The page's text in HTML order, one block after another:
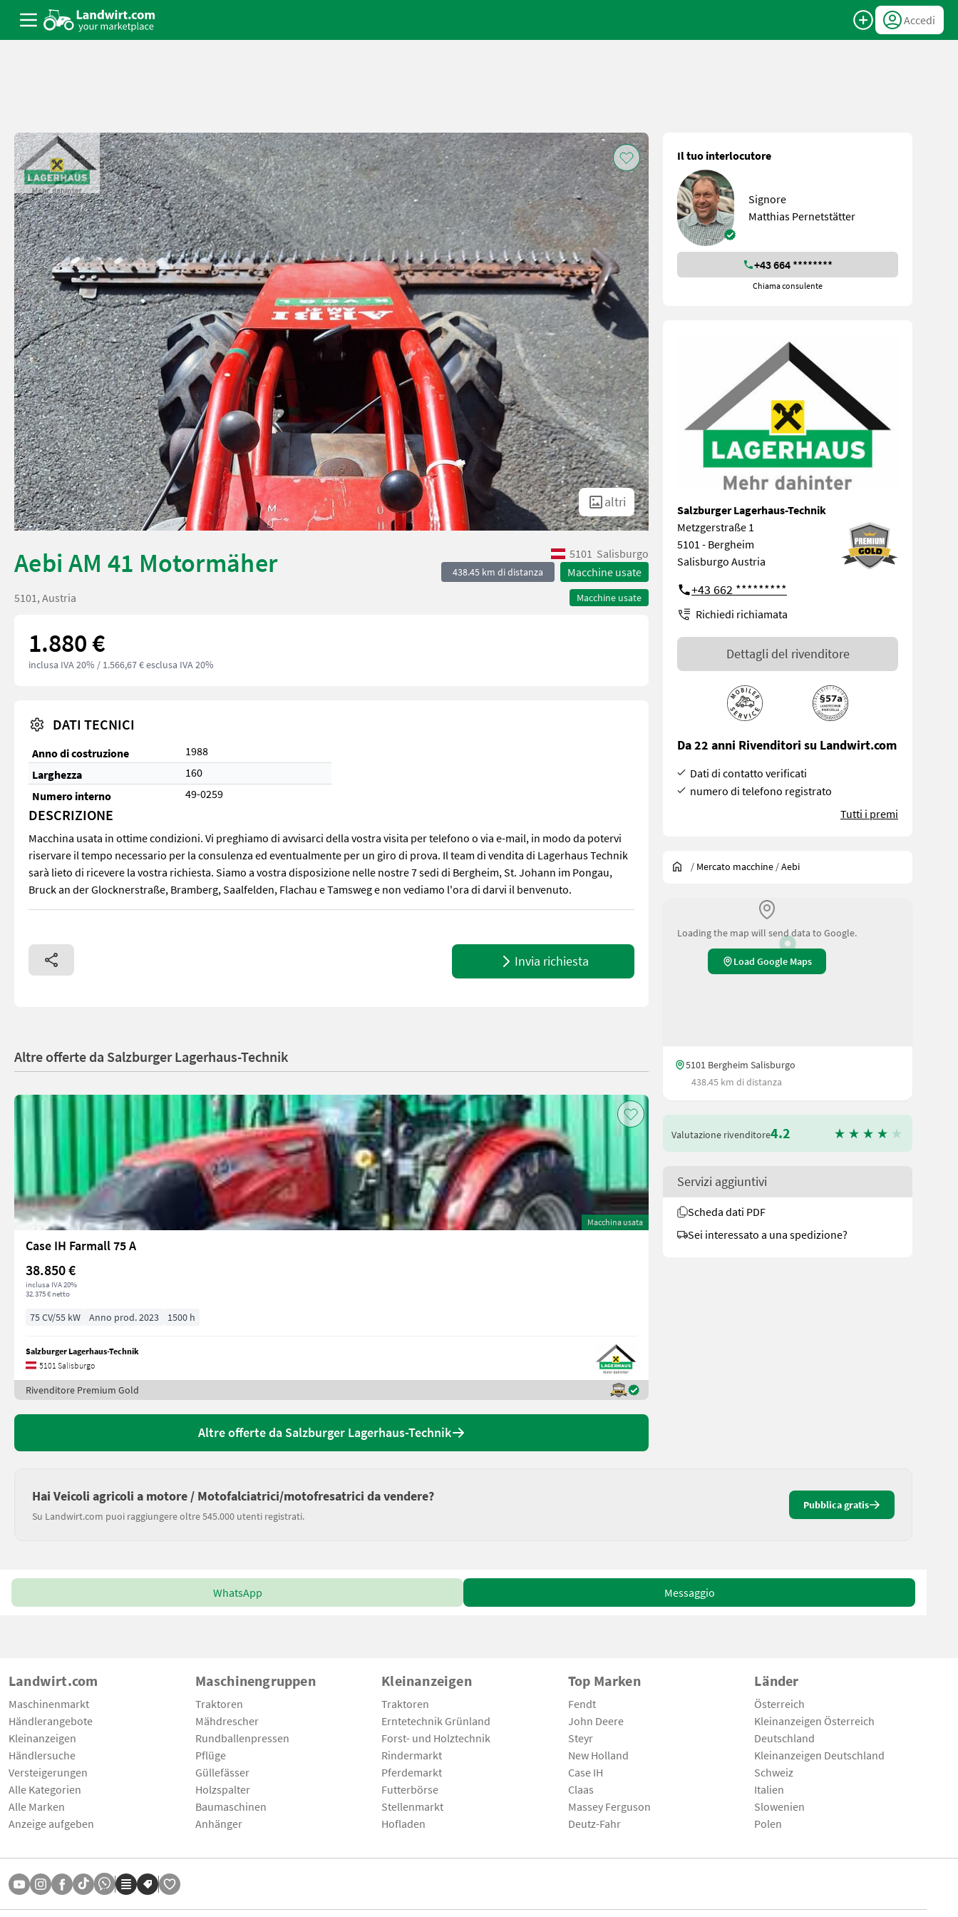
Accedi
altri
Aebi AM 41 Motormäher 5101 Salisburgo
438.45 km di distanza Macchine usate
Macchine usate
5101, Austria
1.880 €
inclusa IVA 20% / 1.566,67 € esclusa IVA 20%
DATI TECNICI
Anno di costruzione
1988
Larghezza
160
Numero interno
49-0259
DESCRIZIONE
Macchina usata in ottime condizioni. Vi preghiamo di avvisarci della vostra visita per telefono o via e-mail, in modo da potervi
riservare il tempo necessario per la consulenza ed eventualmente per un giro di prova. Il team di vendita di Lagerhaus Technik
sarà lieto di ricevere la vostra richiesta. Siamo a vostra disposizione nelle nostre 7 sedi di Bergheim, St. Johann im Pongau,
Bruck an der Glocknerstraße, Bramberg, Saalfelden, Flachau e Tamsweg e non vediamo l'ora di darvi il benvenuto.
Macchina usata in ottime condizioni. Vi preghiamo di avvisarci della vostra visita per telefono o via e-mail, in modo da potervi riservare il tempo necessario per la consulenza ed eventualmente
Invia richiesta
Il tuo interlocutore
Signore
Matthias Pernetstätter
+43 664 ********
Chiama consulente
Salzburger Lagerhaus-Technik
Metzgerstraße 1
5101 - Bergheim
Salisburgo Austria
+43 662 *********
Richiedi richiamata
Dettagli del rivenditore
Da 22 anni Rivenditori su Landwirt.com
Dati di contatto verificati
numero di telefono registrato
Tutti i premi
/ Mercato macchine /Aebi
Loading the map will send data to Google.
Load Google Maps
5101 Bergheim Salisburgo
438.45 km di distanza
Valutazione rivenditore4.2
Servizi aggiuntivi
Scheda dati PDF
Sei interessato a una spedizione?
Altre offerte da Salzburger Lagerhaus-Technik
Macchina usata
Case IH Farmall 75 A
38.850 €
inclusa IVA 20%
32.375 € netto
75 CV/55 kW Anno prod. 2023 1500 h
Salzburger Lagerhaus-Technik
5101 Salisburgo
Rivenditore Premium Gold
Altre offerte da Salzburger Lagerhaus-Technik
Hai Veicoli agricoli a motore / Motofalciatrici/motofresatrici da vendere?
Su Landwirt.com puoi raggiungere oltre 545.000 utenti registrati.
Pubblica gratis
WhatsApp Messaggio
Landwirt.com
Maschinenmarkt
Händlerangebote
Kleinanzeigen
Händlersuche
Versteigerungen
Alle Kategorien
Alle Marken
Anzeige aufgeben
Maschinengruppen
Traktoren
Mähdrescher
Rundballenpressen
Pflüge
Güllefässer
Holzspalter
Baumaschinen
Anhänger
Kleinanzeigen
Traktoren
Erntetechnik Grünland
Forst- und Holztechnik
Rindermarkt
Pferdemarkt
Futterbörse
Stellenmarkt
Hofladen
Top Marken
Fendt
John Deere
Steyr
New Holland
Case IH
Claas
Massey Ferguson
Deutz-Fahr
Länder
Österreich
Kleinanzeigen Österreich
Deutschland
Kleinanzeigen Deutschland
Schweiz
Italien
Slowenien
Polen